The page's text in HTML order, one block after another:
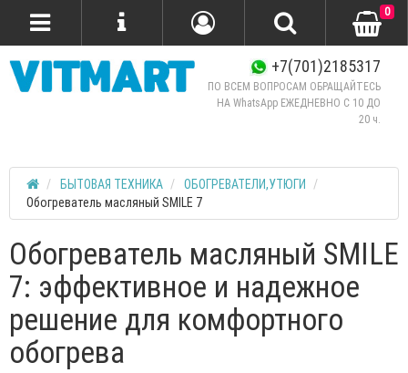
+7(701)2185317
ПО ВСЕМ ВОПРОСАМ ОБРАЩАЙТЕСЬ
НА WhatsApp ЕЖЕДНЕВНО C 10 ДО
20 ч.
0
БЫТОВАЯ ТЕХНИКА
ОБОГРЕВАТЕЛИ,УТЮГИ
Обогреватель масляный SMILE 7
Обогреватель масляный SMILE
7: эффективное и надежное
решение для комфортного
обогрева